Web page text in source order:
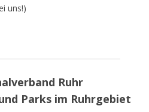
uns!)
Ruhr
Parks im Ruhrgebiet